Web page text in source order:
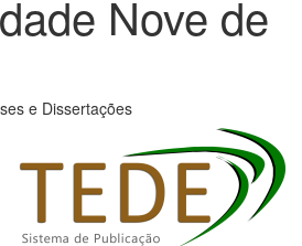
Nove de
e Dissertações